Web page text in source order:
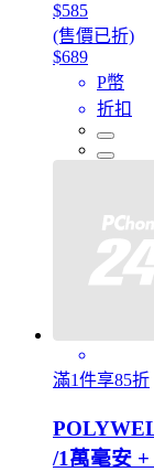
$585
(售價已折)
$689
P幣
折扣
滿1件享85折
/1萬毫安